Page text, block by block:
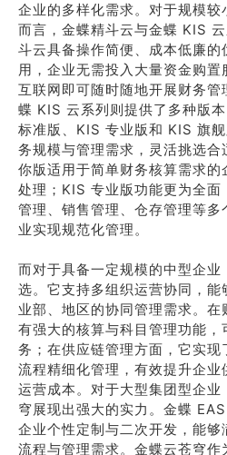
企业的多样化需求。对于规模
而言，金蝶精斗云与金蝶 KIS
斗云具备操作简便、成本低廉的
用，企业无需投入大量资金购
互联网即可随时随地开展财务
蝶 KIS 云系列则提供了多种版
标准版、KIS 专业版和 KIS 旗
务规模与管理需求，灵活挑选
你版适用于简单财务核算需求
处理；KIS 专业版功能更为全面
管理、销售管理、仓存管理等
业实现规范化管理。
而对于具备一定规模的中型企业
选。它支持多组织运营协同，
业部、地区的协同管理需求。
有强大的核算与科目管理功能
务；在供应链管理方面，它实
流程精细化管理，有效提升企
运营成本。对于大型集团型企
穹展现出强大的实力。金蝶
企业个性定制与二次开发，能
流程与管理需求。金蝶云苍穹